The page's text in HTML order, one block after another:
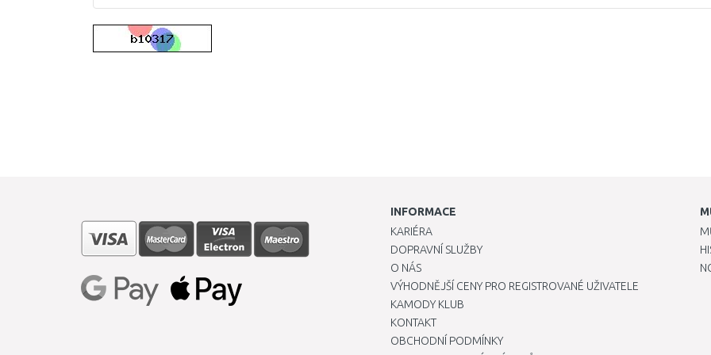
INFORMACE
KARIÉRA
DOPRAVNÍ SLUŽBY
O NÁS
VÝHODNĚJŠÍ CENY PRO REGISTROVANÉ UŽIVATELE
KAMODY KLUB
KONTAKT
OBCHODNÍ PODMÍNKY